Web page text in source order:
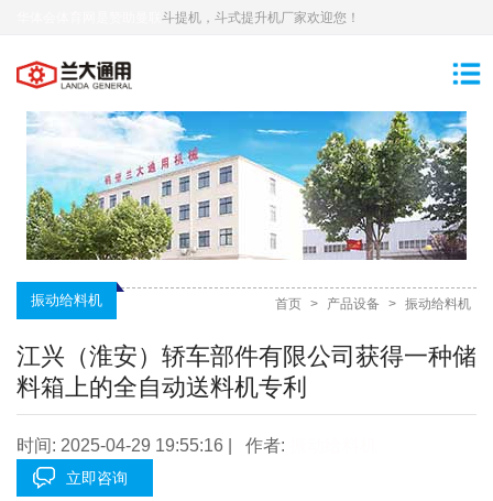
斗提机，斗式提升机厂家欢迎您！
振动给料机 首页 > 产品设备 > 振动给料机
江兴（淮安）轿车部件有限公司获得一种储
料箱上的全自动送料机专利
时间: 2025-04-29 19:55:16 | 作者:
立即咨询